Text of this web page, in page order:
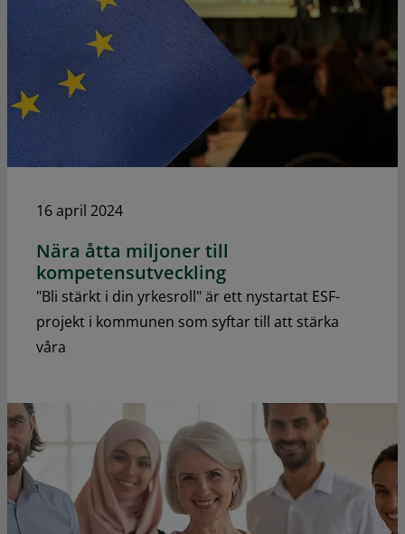
16 april 2024
Nära åtta miljoner till
kompetensutveckling
"Bli stärkt i din yrkesroll" är ett nystartat ESF-
projekt i kommunen som syftar till att stärka
våra